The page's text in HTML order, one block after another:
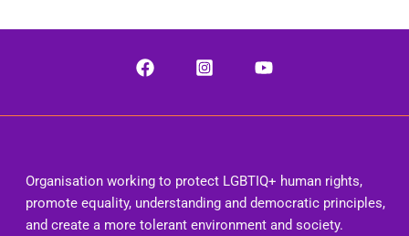
Organisation working to protect LGBTIQ+ human rights,
promote equality, understanding and democratic principles,
and create a more tolerant environment and society.